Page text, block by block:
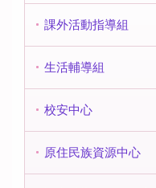
課外活動指導組
生活輔導組
校安中心
原住民族資源中心